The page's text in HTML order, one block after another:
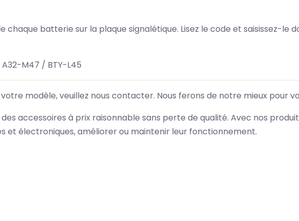
chaque batterie sur la plaque signalétique. Lisez le code et saisissez-le
A32-M47 / BTY-L45
modèle, veuillez nous contacter. Nous ferons de notre mieux pour
accessoires à prix raisonnable sans perte de qualité. Avec nos
et électroniques, améliorer ou maintenir leur fonctionnement.